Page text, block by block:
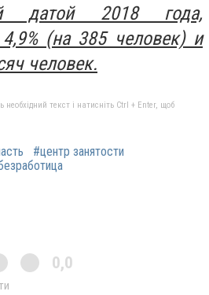
датой 2018 года,
(на 385 человек) и
человек.
текст і натисніть Ctrl + Enter, щоб
#центр занятости
0,0